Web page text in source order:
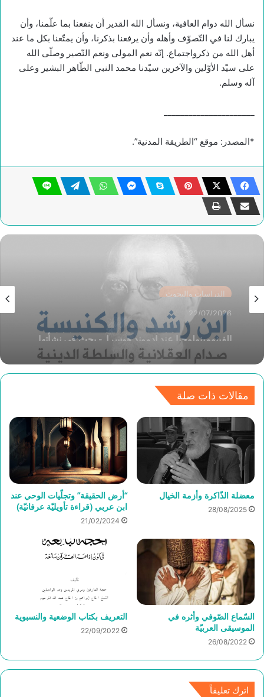
نسأل الله دوام العافية، ونسأل الله القدير أن ينفعنا بما علّمنا، وأن
يبارك لنا في التّصوّف وأهله وأن يرفعنا بذكرنا، وأن يمتّعنا بكل ما عند
أهل الله من ذكرواجتماع. إنّه نعم المولى ونعم النّصير وصلّى الله
على سيّد الأوّلين والآخرين سيّدنا محمد النبي الطّاهر البشير وعلى
آله وسلم.
*المصدر: موقع “الطريقة المدنية”.
الدراسات والبحوث
14/07/2026
ابن رشد والكنيسة
مقالات ذات صلة
معضلة الذّاكرة وأزمة الخيال
28/08/2025
“أرض الحقيقة” وتجلّيات الوحي عند
ابن عربي (قراءة تأويليّة عرفانيّة)
21/02/2024
السّماع الصّوفي وأثره في
الموسيقى العربيّة
26/08/2022
التعريف بكتاب الوضعية والنسبوية
22/09/2022
اترك تعليقاً